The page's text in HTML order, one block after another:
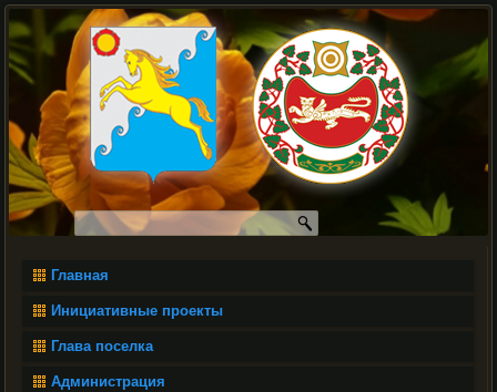
Главная
Инициативные проекты
Глава поселка
Администрация